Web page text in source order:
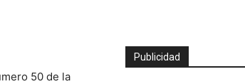
50 de la
Publicidad